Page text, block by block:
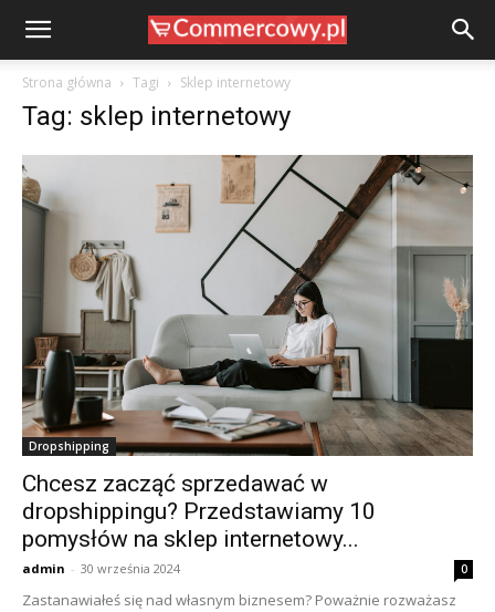
Strona główna Tagi Sklep internetowy
Tag: sklep internetowy
Dropshipping
Chcesz zacząć sprzedawać w
dropshippingu? Przedstawiamy 10
pomysłów na sklep internetowy...
admin - 30 września 2024 0
Zastanawiałeś się nad własnym biznesem? Poważnie rozważasz